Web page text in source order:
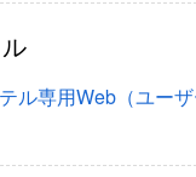
ル専用Web（ユー